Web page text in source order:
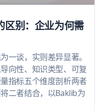
区别：企业为何需
一谈，实则差异显著。
向性、知识类型、可复
指标五个维度剖析两者
二者结合，以Baklib为